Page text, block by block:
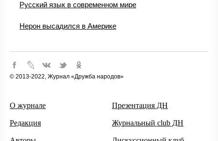
Русский язык в современном мире
Нерон высадился в Америке
© 2013-2022, Журнал «Дружба народов»
О журнале
Редакция
Презентация ДН
Журнальный club ДН